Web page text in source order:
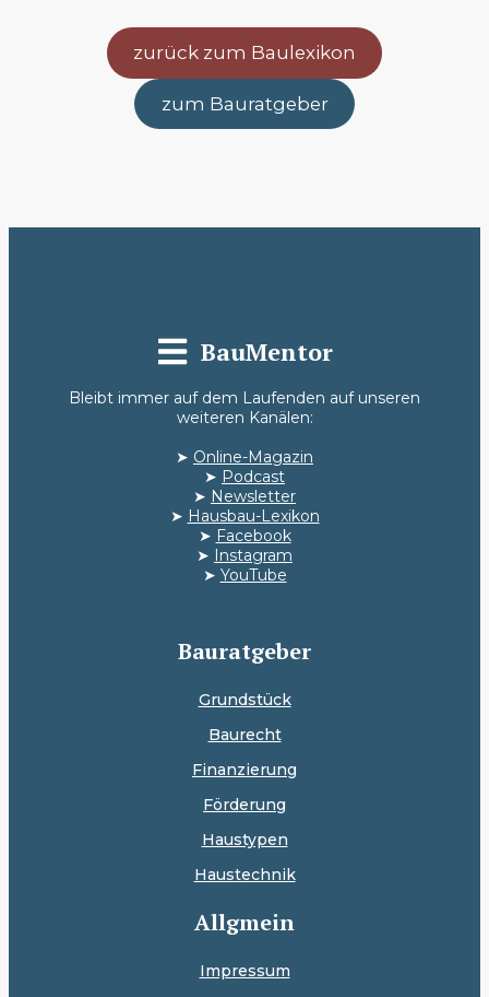
zurück zum Baulexikon
zum Bauratgeber
BauMentor
Bleibt immer auf dem Laufenden auf unseren
weiteren Kanälen:
➤ Online-Magazin
➤ Podcast
➤ Newsletter
➤ Hausbau-Lexikon
➤ Facebook
➤
Instagram
➤ YouTube
Bauratgeber
Grundstück
Baurecht
Finanzierung
Förderung
Haustypen
Haustechnik
Allgmein
Impressum